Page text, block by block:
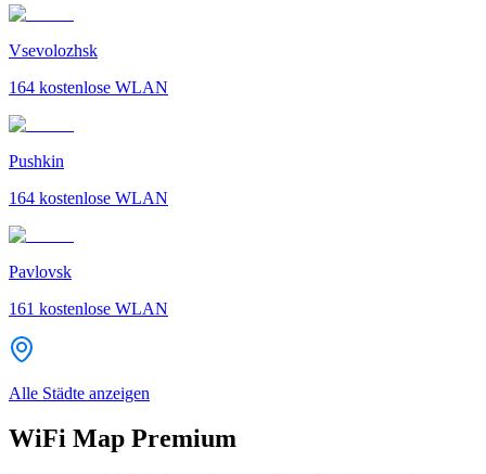
Vsevolozhsk
164 kostenlose WLAN
Pushkin
164 kostenlose WLAN
Pavlovsk
161 kostenlose WLAN
Alle Städte anzeigen
WiFi Map Premium